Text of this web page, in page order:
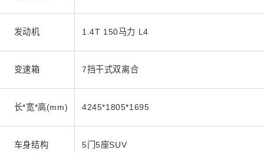
发动机 1.4T 150马力 L4
变速箱 7挡干式双离合
长*宽*高(mm) 4245*1805*1695
车身结构 5门5座SUV